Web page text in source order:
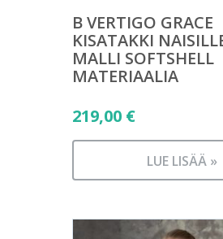
B VERTIGO GRACE
KISATAKKI
MALLI SOFTSHELL
MATERIAALIA
219,00 €
LUE LISÄÄ »